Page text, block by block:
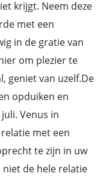
krijgt. Neem deze
met een
in de gratie van
om plezier te
geniet van uzelf.De
opduiken en
Venus in
met een
te zijn in uw
de hele relatie